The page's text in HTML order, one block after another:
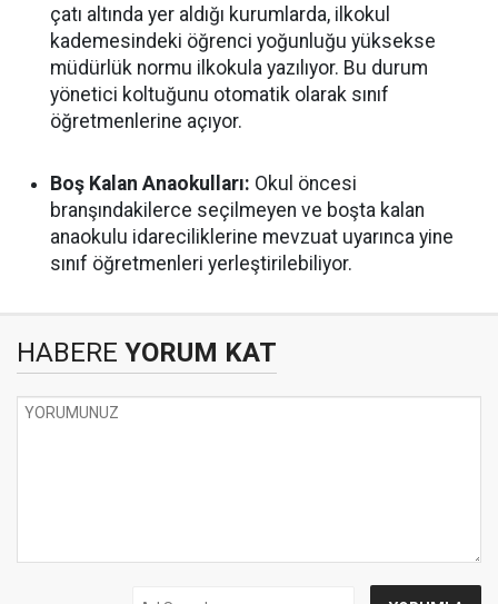
çatı altında yer aldığı kurumlarda, ilkokul
kademesindeki öğrenci yoğunluğu yüksekse
müdürlük normu ilkokula yazılıyor. Bu durum
yönetici koltuğunu otomatik olarak sınıf
öğretmenlerine açıyor.
Boş Kalan Anaokulları: Okul öncesi
branşındakilerce seçilmeyen ve boşta kalan
anaokulu idareciliklerine mevzuat uyarınca yine
sınıf öğretmenleri yerleştirilebiliyor.
HABERE YORUM KAT